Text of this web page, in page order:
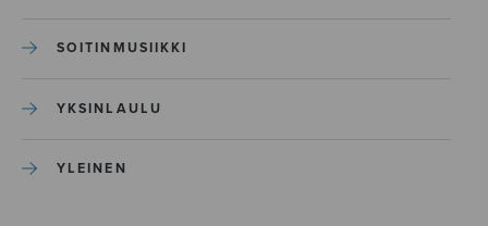
SOITINMUSIIKKI
YKSINLAULU
YLEINEN